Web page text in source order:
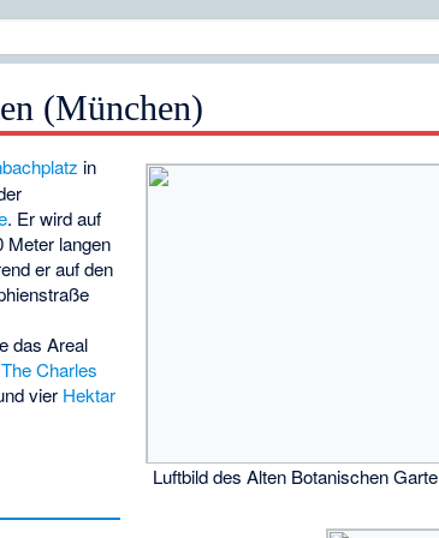
(München)
Luftbild des Alten Botanischen
in
. Er wird auf
Meter langen
er auf den
das Areal
The Charles
vier Hektar